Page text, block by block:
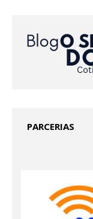
PARCERIAS